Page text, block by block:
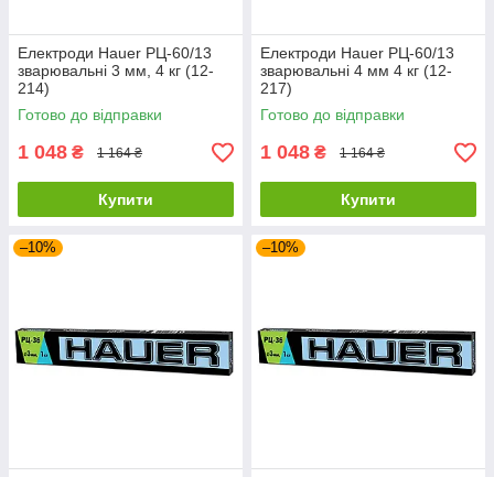
Електроди Hauer РЦ-60/13
зварювальні 3 мм, 4 кг (12-
214)
Готово до відправки
1 048 ₴ 1 164 ₴
Купити
Електроди Hauer РЦ-60/13
зварювальні 4 мм 4 кг (12-
217)
Готово до відправки
1 048 ₴ 1 164 ₴
Купити
–10% –10%